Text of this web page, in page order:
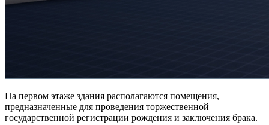
На первом этаже здания располагаются помещения,
предназначенные для проведения торжественной
государственной регистрации рождения и заключения брака.